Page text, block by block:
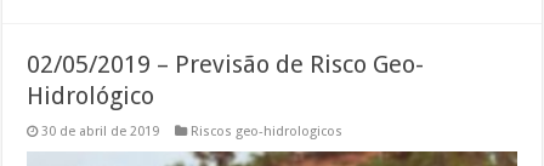
02/05/2019 – Previsão de Risco Geo-
Hidrológico
30 de abril de 2019 Riscos geo-hidrologicos